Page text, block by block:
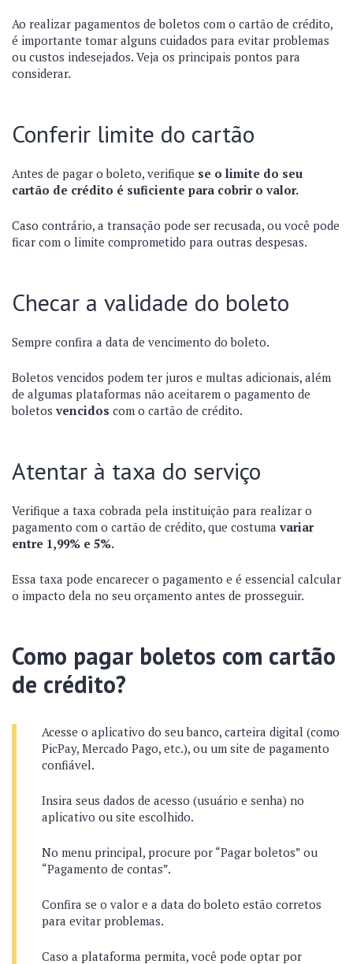
Ao realizar pagamentos de boletos com o cartão de crédito,
é importante tomar alguns cuidados para evitar problemas
ou custos indesejados. Veja os principais pontos para
considerar.
Conferir limite do cartão
Antes de pagar o boleto, verifique se o limite do seu
cartão de crédito é suficiente para cobrir o valor.
Caso contrário, a transação pode ser recusada, ou você pode
ficar com o limite comprometido para outras despesas.
Checar a validade do boleto
Sempre confira a data de vencimento do boleto.
Boletos vencidos podem ter juros e multas adicionais, além
de algumas plataformas não aceitarem o pagamento de
boletos vencidos com o cartão de crédito.
Atentar à taxa do serviço
Verifique a taxa cobrada pela instituição para realizar o
pagamento com o cartão de crédito, que costuma variar
entre 1,99% e 5%.
Essa taxa pode encarecer o pagamento e é essencial calcular
o impacto dela no seu orçamento antes de prosseguir.
Como pagar boletos com cartão
de crédito?
Acesse o aplicativo do seu banco, carteira digital (como
PicPay, Mercado Pago, etc.), ou um site de pagamento
confiável.
Insira seus dados de acesso (usuário e senha) no
aplicativo ou site escolhido.
No menu principal, procure por “Pagar boletos” ou
“Pagamento de contas”.
Confira se o valor e a data do boleto estão corretos
para evitar problemas.
Caso a plataforma permita, você pode optar por